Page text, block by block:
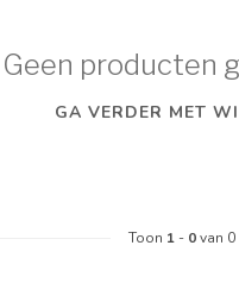
Geen producten
GA VERDER MET
Toon 1 - 0van 0